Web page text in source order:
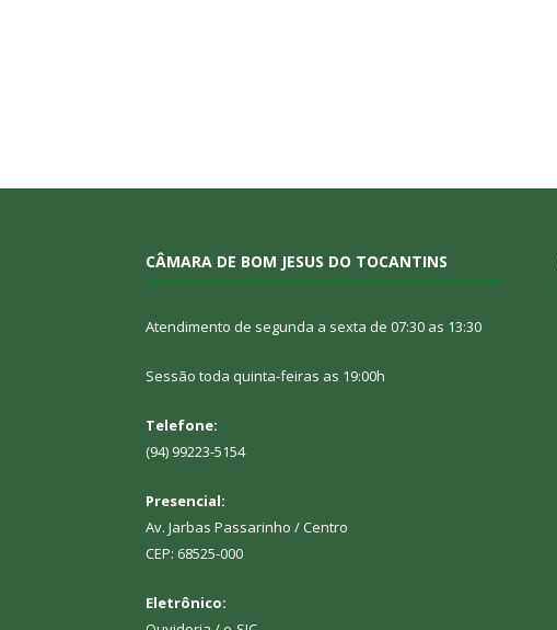
CÂMARA DE BOM JESUS DO TOCANTINS
Atendimento de segunda a sexta de 07:30 as 13:30
Sessão toda quinta-feiras as 19:00h
Telefone:
(94) 99223-5154
Presencial:
Av. Jarbas Passarinho / Centro
CEP: 68525-000
Eletrônico: